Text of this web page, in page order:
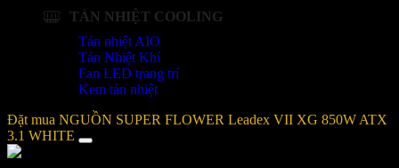
TẢN NHIỆT COOLING
Tản nhiệt AIO
Tản Nhiệt Khí
Fan LED trang trí
Kem tản nhiệt
Đặt mua NGUỒN SUPER FLOWER Leadex VII XG 850W ATX
3.1 WHITE